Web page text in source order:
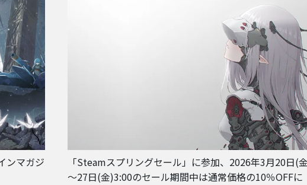
ンマガジ
「Steamスプリングセール」に参加、2026年3月20日(
～27日(金)3:00のセール期間中は通常価格の10％OFFに